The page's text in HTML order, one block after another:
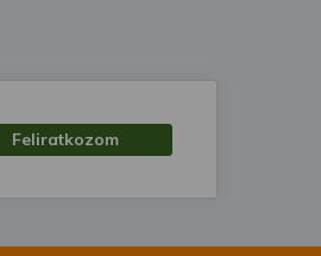
Feliratkozom